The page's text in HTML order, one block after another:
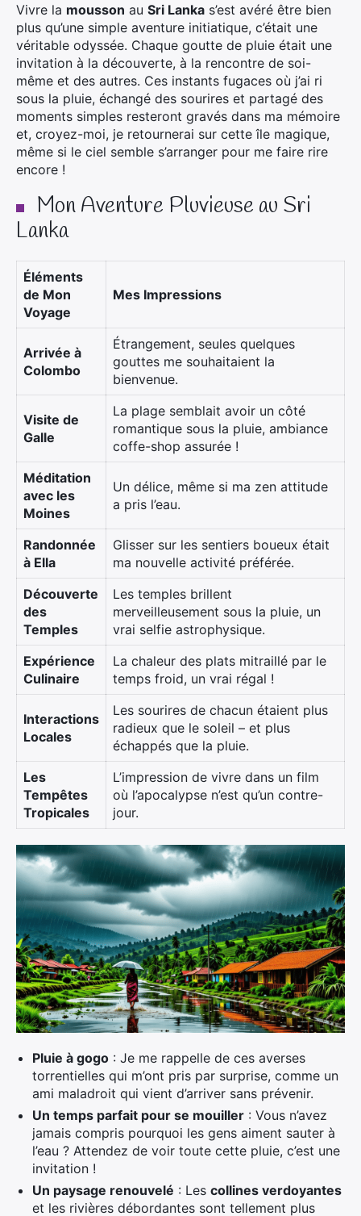
Vivre la mousson au Sri Lanka s’est avéré être bien
plus qu’une simple aventure initiatique, c’était une
véritable odyssée. Chaque goutte de pluie était une
invitation à la découverte, à la rencontre de soi-
même et des autres. Ces instants fugaces où j’ai ri
sous la pluie, échangé des sourires et partagé des
moments simples resteront gravés dans ma mémoire
et, croyez-moi, je retournerai sur cette île magique,
même si le ciel semble s’arranger pour me faire rire
encore !
Mon Aventure Pluvieuse au Sri
Lanka
Éléments
de Mon
Voyage
Mes Impressions
Arrivée à
Colombo
Étrangement, seules quelques
gouttes me souhaitaient la
bienvenue.
Visite de
Galle
La plage semblait avoir un côté
romantique sous la pluie, ambiance
coffe-shop assurée !
Méditation
avec les
Moines
Un délice, même si ma zen attitude
a pris l’eau.
Randonnée
à Ella
Glisser sur les sentiers boueux était
ma nouvelle activité préférée.
Découverte
des
Temples
Les temples brillent
merveilleusement sous la pluie, un
vrai selfie astrophysique.
Expérience
Culinaire
La chaleur des plats mitraillé par le
temps froid, un vrai régal !
Interactions
Locales
Les sourires de chacun étaient plus
radieux que le soleil – et plus
échappés que la pluie.
Les
Tempêtes
Tropicales
L’impression de vivre dans un film
où l’apocalypse n’est qu’un contre-
jour.
Pluie à gogo : Je me rappelle de ces averses
torrentielles qui m’ont pris par surprise, comme un
ami maladroit qui vient d’arriver sans prévenir.
Un temps parfait pour se mouiller : Vous n’avez
jamais compris pourquoi les gens aiment sauter à
l’eau ? Attendez de voir toute cette pluie, c’est une
invitation !
Un paysage renouvelé : Les collines verdoyantes
et les rivières débordantes sont tellement plus